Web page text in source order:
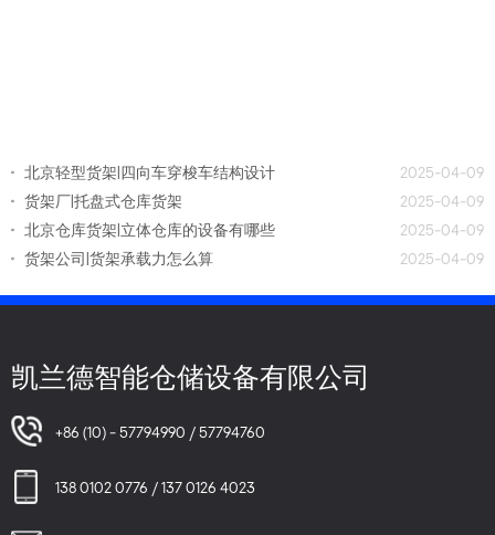
北京轻型货架|四向车穿梭车结构设计
2025-04-09
货架厂|托盘式仓库货架
2025-04-09
北京仓库货架|立体仓库的设备有哪些
2025-04-09
货架公司|货架承载力怎么算
2025-04-09
凯兰德智能仓储设备有限公司
+86 (10) - 57794990 / 57794760
138 0102 0776 / 137 0126 4023